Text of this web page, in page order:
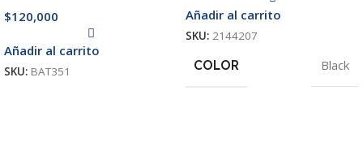
$120,000
Añadir al carrito
SKU: BAT351
Añadir al carrito
SKU: 2144207
COLOR Black